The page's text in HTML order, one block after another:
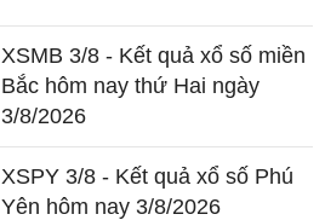
XSMB 3/8 - Kết quả xổ số miền
Bắc hôm nay thứ Hai ngày
3/8/2026
XSPY 3/8 - Kết quả xổ số Phú
Yên hôm nay 3/8/2026